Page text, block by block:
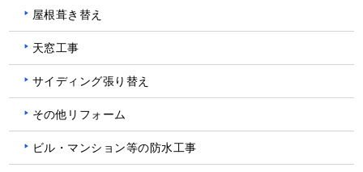
屋根葺き替え
天窓工事
サイディング張り替え
その他リフォーム
ビル・マンション等の防水工事